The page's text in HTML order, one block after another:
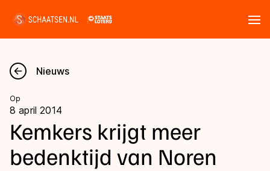
Nieuws
Kalender
Disciplines
Nieuws
Op
8 april 2014
Kemkers krijgt meer
bedenktijd van Noren